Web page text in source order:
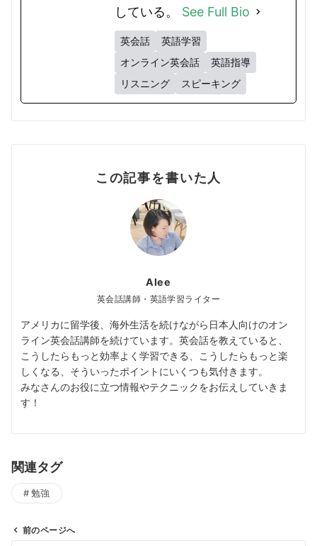
している。 See Full Bio
英会話
英語学習
オンライン英会話
英語指導
リスニング
スピーキング
この記事を書いた人
Alee
英会話講師・英語学習ライター
アメリカに留学後、海外生活を続けながら日本人向けのオン
ライン英会話講師を続けています。英会話を教えていると、
こうしたらもっと効率よく学習できる、こうしたらもっと楽
しくなる、そういったポイントにいくつも気付きます。
みなさんのお役に立つ情報やテクニックをお伝えしていきま
す！
関連タグ
勉強
前のページへ